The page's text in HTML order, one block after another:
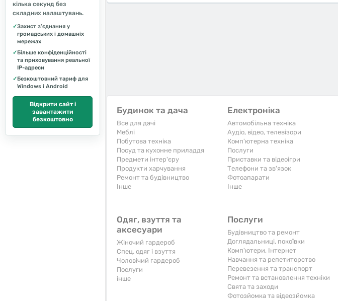
кілька секунд без
складних налаштувань.
✓Захист з’єднання у
громадських і домашніх
мережах
✓Більше конфіденційності
та приховування реальної
IP-адреси
✓Безкоштовний тариф для
Windows і Android
Відкрити сайт і
завантажити
безкоштовно
Будинок та дача
Все для дачі
Меблі
Побутова техніка
Посуд та кухонне приладдя
Предмети інтер'єру
Продукти харчування
Ремонт та будівництво
Iнше
Електроніка
Автомобільна техніка
Аудіо, відео, телевізори
Комп'ютерна техніка
Послуги
Приставки та відеоігри
Телефони та зв'язок
Фотоапарати
Iнше
Одяг, взуття та
аксесуари
Жіночий гардероб
Спец. одяг і взуття
Чоловічий гардероб
Послуги
інше
Послуги
Будівництво та ремонт
Доглядальниці, покоївки
Комп'ютери, Інтернет
Навчання та репетиторство
Перевезення та транспорт
Ремонт та встановлення техніки
Свята та заходи
Фотозйомка та відеозйомка